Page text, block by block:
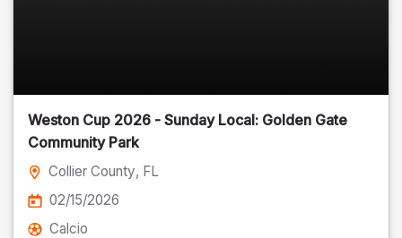
Weston Cup 2026 - Sunday Local: Golden Gate
Community Park
Collier County, FL
02/15/2026
Calcio